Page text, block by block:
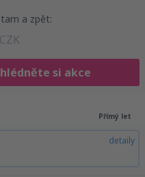
a zpět:
CZK
si akce
Přímý let
detaily